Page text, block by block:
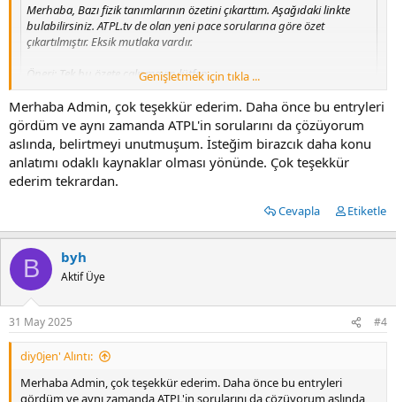
Merhaba, Bazı fizik tanımlarının özetini çıkarttım. Aşağıdaki linkte
bulabilirsiniz. ATPL.tv de olan yeni pace sorularına göre özet
çıkartılmıştır. Eksik mutlaka vardır.
Öneri: Tek bu özete çalışmayın lütfen.
Not: Özeti genişlettiğimde link güncelleyeceğim.
Link :
İçeriği görmek içingiriş yapya da kayıt ol.
RAG - Matematik [MATH]
29 Eki 2024
Pilot yetiştirme programlarında karşınıza çıkacak matematik soruları.
Tabii ki ücretsiz :)
TVT - Fizik [SCIENCE]
29 Eki 2024
Pilot yetiştirme programlarında karşınıza çıkacak fizik soruları ve
Genişletmek için tıkla ...
Merhaba Admin, çok teşekkür ederim. Daha önce bu entryleri
gördüm ve aynı zamanda ATPL'in sorularını da çözüyorum
aslında, belirtmeyi unutmuşum. İsteğim birazcık daha konu
anlatımı odaklı kaynaklar olması yönünde. Çok teşekkür
ederim tekrardan.
Cevapla Etiketle
B byh
Aktif Üye
31 May 2025 #4
diy0jen' Alıntı:
Merhaba Admin, çok teşekkür ederim. Daha önce bu entryleri